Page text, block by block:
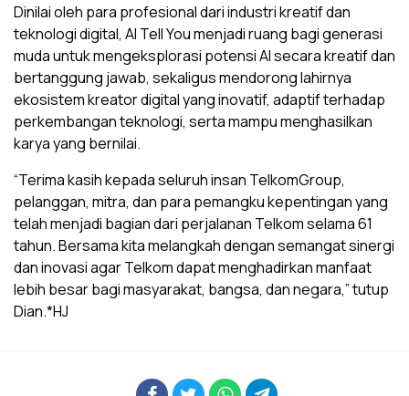
Dinilai oleh para profesional dari industri kreatif dan
teknologi digital, AI Tell You menjadi ruang bagi generasi
muda untuk mengeksplorasi potensi AI secara kreatif dan
bertanggung jawab, sekaligus mendorong lahirnya
ekosistem kreator digital yang inovatif, adaptif terhadap
perkembangan teknologi, serta mampu menghasilkan
karya yang bernilai.
“Terima kasih kepada seluruh insan TelkomGroup,
pelanggan, mitra, dan para pemangku kepentingan yang
telah menjadi bagian dari perjalanan Telkom selama 61
tahun. Bersama kita melangkah dengan semangat sinergi
dan inovasi agar Telkom dapat menghadirkan manfaat
lebih besar bagi masyarakat, bangsa, dan negara,” tutup
Dian.*HJ